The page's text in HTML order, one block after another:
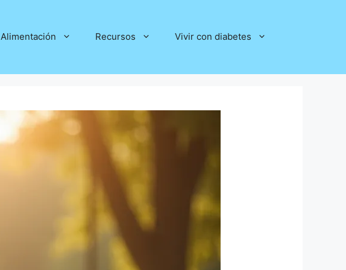
Alimentación Recursos Vivir con diabetes